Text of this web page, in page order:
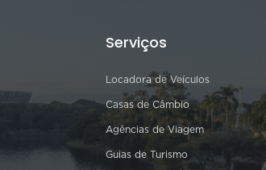
Serviços
Locadora de Veículos
Casas de Câmbio
Agências de Viagem
Guias de Turismo